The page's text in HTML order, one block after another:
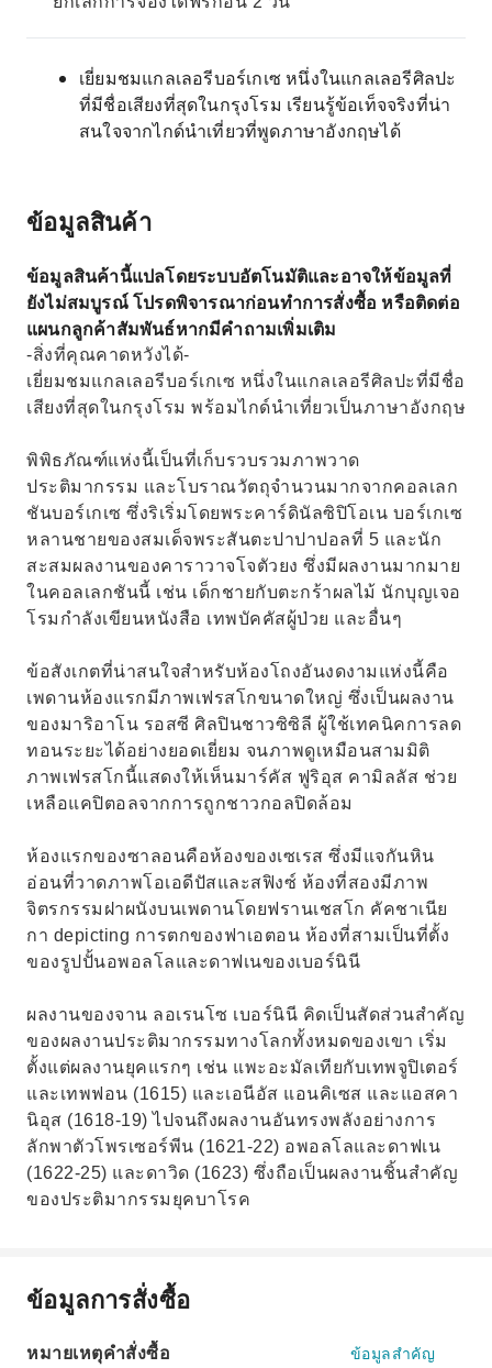
เยี่ยมชมแกลเลอรีบอร์เกเซ หนึ่งในแกลเลอรีศิลปะ
ที่มีชื่อเสียงที่สุดในกรุงโรม เรียนรู้ข้อเท็จจริงที่น่า
สนใจจากไกด์นำเที่ยวที่พูดภาษาอังกฤษได้
ข้อมูลสินค้า
ข้อมูลสินค้านี้แปลโดยระบบอัตโนมัติและอาจให้ข้อมูลที่
ยังไม่สมบูรณ์ โปรดพิจารณาก่อนทำการสั่งซื้อ หรือติดต่อ
แผนกลูกค้าสัมพันธ์หากมีคำถามเพิ่มเติม
-สิ่งที่คุณคาดหวังได้-
เยี่ยมชมแกลเลอรีบอร์เกเซ หนึ่งในแกลเลอรีศิลปะที่มีชื่อ
เสียงที่สุดในกรุงโรม พร้อมไกด์นำเที่ยวเป็นภาษาอังกฤษ
พิพิธภัณฑ์แห่งนี้เป็นที่เก็บรวบรวมภาพวาด
ประติมากรรม และโบราณวัตถุจำนวนมากจากคอลเลก
ชันบอร์เกเซ ซึ่งริเริ่มโดยพระคาร์ดินัลซิปิโอเน บอร์เกเซ
หลานชายของสมเด็จพระสันตะปาปาปอลที่ 5 และนัก
สะสมผลงานของคาราวาจโจตัวยง ซึ่งมีผลงานมากมาย
ในคอลเลกชันนี้ เช่น เด็กชายกับตะกร้าผลไม้ นักบุญเจอ
โรมกำลังเขียนหนังสือ เทพบัคคัสผู้ป่วย และอื่นๆ
ข้อสังเกตที่น่าสนใจสำหรับห้องโถงอันงดงามแห่งนี้คือ
เพดานห้องแรกมีภาพเฟรสโกขนาดใหญ่ ซึ่งเป็นผลงาน
ของมาริอาโน รอสซี ศิลปินชาวซิซิลี ผู้ใช้เทคนิคการลด
ทอนระยะได้อย่างยอดเยี่ยม จนภาพดูเหมือนสามมิติ
ภาพเฟรสโกนี้แสดงให้เห็นมาร์คัส ฟูริอุส คามิลลัส ช่วย
เหลือแคปิตอลจากการถูกชาวกอลปิดล้อม
ห้องแรกของซาลอนคือห้องของเซเรส ซึ่งมีแจกันหิน
อ่อนที่วาดภาพโอเอดีปัสและสฟิงซ์ ห้องที่สองมีภาพ
จิตรกรรมฝาผนังบนเพดานโดยฟรานเชสโก คัคชาเนีย
กา depicting การตกของฟาเอตอน ห้องที่สามเป็นที่ตั้ง
ของรูปปั้นอพอลโลและดาฟเนของเบอร์นินี
ผลงานของจาน ลอเรนโซ เบอร์นินี คิดเป็นสัดส่วนสำคัญ
ของผลงานประติมากรรมทางโลกทั้งหมดของเขา เริ่ม
ตั้งแต่ผลงานยุคแรกๆ เช่น แพะอะมัลเทียกับเทพจูปิเตอร์
และเทพฟอน (1615) และเอนีอัส แอนคิเซส และแอสคา
นิอุส (1618-19) ไปจนถึงผลงานอันทรงพลังอย่างการ
ลักพาตัวโพรเซอร์พีน (1621-22) อพอลโลและดาฟเน
(1622-25) และดาวิด (1623) ซึ่งถือเป็นผลงานชิ้นสำคัญ
ของประติมากรรมยุคบาโรค
ข้อมูลการสั่งซื้อ
หมายเหตุคำสั่งซื้อ ข้อมูลสำคัญ